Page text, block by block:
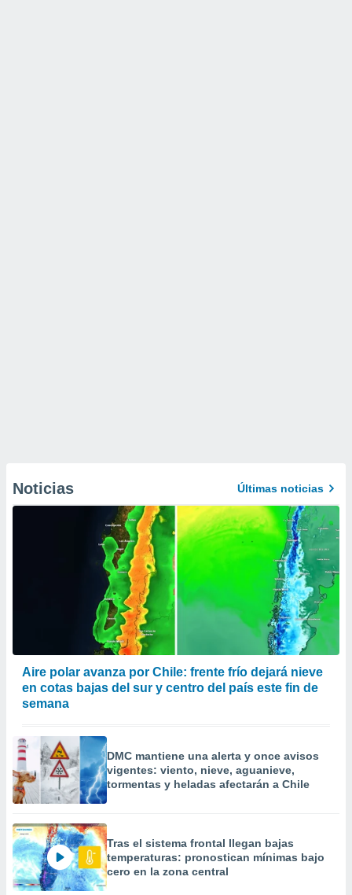
Noticias Últimas noticias
Aire polar avanza por Chile: frente frío dejará nieve
en cotas bajas del sur y centro del país este fin de
semana
DMC mantiene una alerta y once avisos
vigentes: viento, nieve, aguanieve,
tormentas y heladas afectarán a Chile
Tras el sistema frontal llegan bajas
temperaturas: pronostican mínimas bajo
cero en la zona central